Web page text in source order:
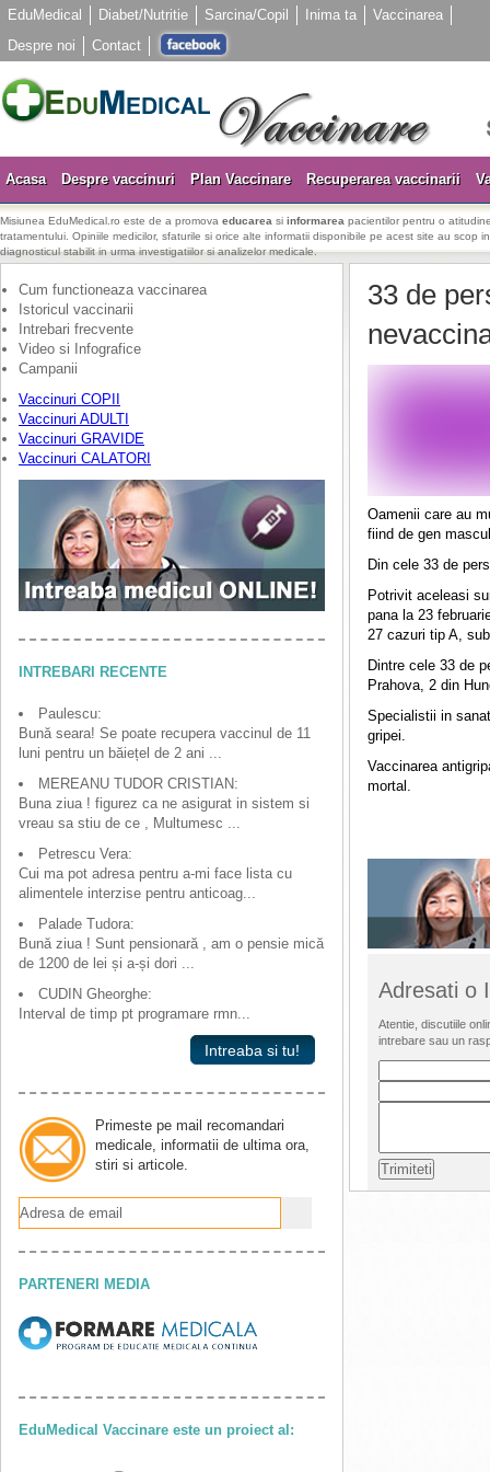
EduMedical Diabet/Nutritie Sarcina/Copil Inima ta
Vaccinarea
Despre noi
Contact
Acasa Despre vaccinuri Plan Vaccinare Recuperarea vaccinarii
Misiunea EduMedical.ro este de a promova educarea si informarea pacientilor pentru o
tratamentului. Opiniile medicilor, sfaturile si orice alte informatii disponibile pe acest site au scop
diagnosticul stabilit in urma investigatiilor si analizelor medicale.
Cum functioneaza vaccinarea
Istoricul vaccinarii
Intrebari frecvente
Video si Infografice
Campanii
Vaccinuri COPII
Vaccinuri ADULTI
Vaccinuri GRAVIDE
Vaccinuri CALATORI
INTREBARI RECENTE
Paulescu:
Bună seara! Se poate recupera vaccinul de 11
luni pentru un băiețel de 2 ani ...
MEREANU TUDOR CRISTIAN:
Buna ziua ! figurez ca ne asigurat in sistem si
vreau sa stiu de ce , Multumesc ...
Petrescu Vera:
Cui ma pot adresa pentru a-mi face lista cu
alimentele interzise pentru anticoag...
Palade Tudora:
Bună ziua ! Sunt pensionară , am o pensie mică
de 1200 de lei și a-și dori ...
CUDIN Gheorghe:
Interval de timp pt programare rmn...
Intreaba si tu!
Primeste pe mail recomandari
medicale, informatii de ultima ora,
stiri si articole.
PARTENERI MEDIA
EduMedical Vaccinare este un proiect al:
33 de
Oamenii care au
fiind de gen
Din cele 33 de
Potrivit aceleasi
pana la 23
27 cazuri tip A,
Dintre cele 33 de
Prahova, 2 din
Specialistii in
gripei.
Vaccinarea
mortal.
Adresati o
Atentie, discutiile
intrebare sau un